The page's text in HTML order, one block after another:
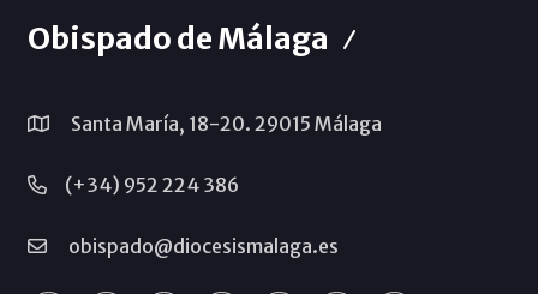
Obispado de Málaga
Santa María, 18-20. 29015 Málaga
(+34) 952 224 386
obispado@diocesismalaga.es